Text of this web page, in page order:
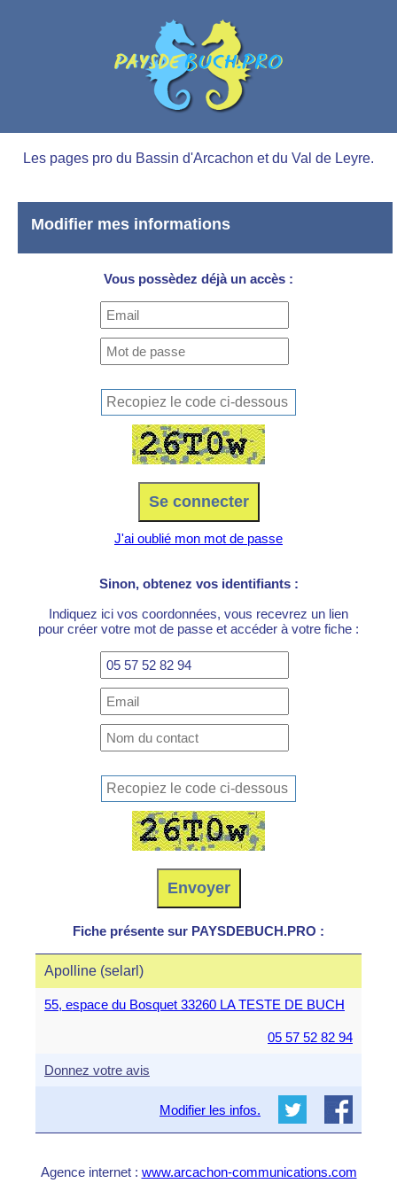
Les pages pro du Bassin d'Arcachon et du Val de Leyre.
Modifier mes informations
Vous possèdez déjà un accès :
J'ai oublié mon mot de passe
Sinon, obtenez vos identifiants :
Indiquez ici vos coordonnées, vous recevrez un lien
pour créer votre mot de passe et accéder à votre fiche :
Fiche présente sur PAYSDEBUCH.PRO :
Apolline (selarl)
55, espace du Bosquet 33260 LA TESTE DE BUCH
05 57 52 82 94
Donnez votre avis
Modifier les infos.
Agence internet : www.arcachon-communications.com